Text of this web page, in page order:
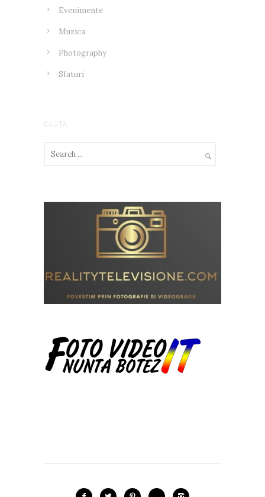
Evenimente
Muzica
Photography
Sfaturi
CAUTA